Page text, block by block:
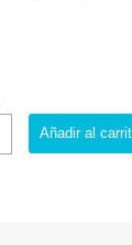
Añadir al